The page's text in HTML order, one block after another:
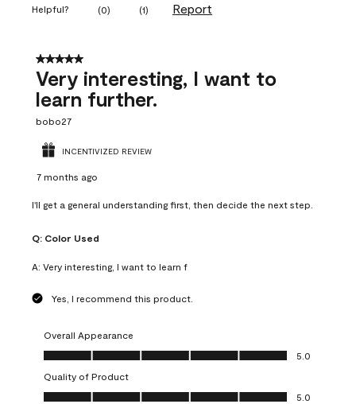
Helpful? (0) (1) Report
5 out of 5 stars.
Very interesting, I want to
learn further.
bobo27
INCENTIVIZED REVIEW
7 months ago
I'll get a general understanding first, then decide the next step.
Q: Color Used
A: Very interesting, I want to learn f
Yes, I recommend this product.
Overall Appearance
Overall Appearance, 5.0 out of 5
5.0
Quality of Product
Quality of Product, 5.0 out of 5
5.0